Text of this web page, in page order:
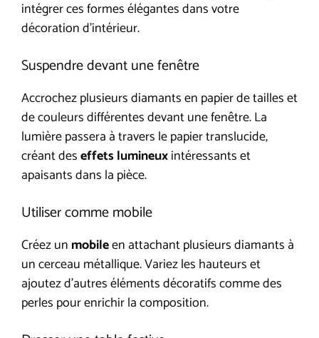
intégrer ces formes élégantes dans votre
décoration d’intérieur.
Suspendre devant une fenêtre
Accrochez plusieurs diamants en papier de tailles et
de couleurs différentes devant une fenêtre. La
lumière passera à travers le papier translucide,
créant deseffets lumineuxintéressants et
apaisants dans la pièce.
Utiliser comme mobile
Créez un mobileen attachant plusieurs diamants à
un cerceau métallique. Variez les hauteurs et
ajoutez d’autres éléments décoratifs comme des
perles pour enrichir la composition.